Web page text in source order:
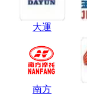
大運
南方